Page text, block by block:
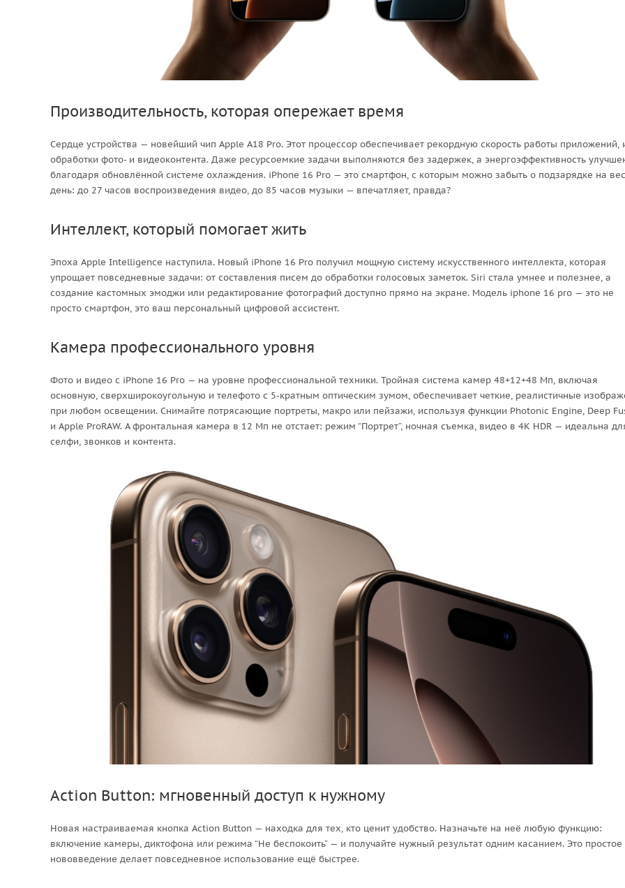
Производительность, которая опережает время
Сердце устройства — новейший чип Apple A18 Pro. Этот процессор обеспечивает рекордную скорость работы приложений,
обработки фото- и видеоконтента. Даже ресурсоемкие задачи выполняются без задержек, а энергоэффективность
благодаря обновлённой системе охлаждения. iPhone 16 Pro — это смартфон, с которым можно забыть о подзарядке на
день: до 27 часов воспроизведения видео, до 85 часов музыки — впечатляет, правда?
Интеллект, который помогает жить
Эпоха Apple Intelligence наступила. Новый iPhone 16 Pro получил мощную систему искусственного интеллекта, которая
упрощает повседневные задачи: от составления писем до обработки голосовых заметок. Siri стала умнее и полезнее, а
создание кастомных эмоджи или редактирование фотографий доступно прямо на экране. Модель iphone 16 pro — это не
просто смартфон, это ваш персональный цифровой ассистент.
Камера профессионального уровня
Фото и видео с iPhone 16 Pro — на уровне профессиональной техники. Тройная система камер 48+12+48 Мп, включая
основную, сверхширокоугольную и телефото с 5-кратным оптическим зумом, обеспечивает четкие, реалистичные
при любом освещении. Снимайте потрясающие портреты, макро или пейзажи, используя функции Photonic Engine, Deep
и Apple ProRAW. А фронтальная камера в 12 Мп не отстает: режим “Портрет”, ночная съемка, видео в 4K HDR — идеальна
селфи, звонков и контента.
Action Button: мгновенный доступ к нужному
Новая настраиваемая кнопка Action Button — находка для тех, кто ценит удобство. Назначьте на неё любую функцию:
включение камеры, диктофона или режима “Не беспокоить” — и получайте нужный результат одним касанием. Это простое
нововведение делает повседневное использование ещё быстрее.